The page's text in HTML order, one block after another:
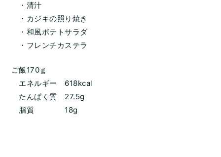
・清汁
・カジキの照り焼き
・和風ポテトサラダ
・フレンチカステラ
ご飯170ｇ
エネルギー 618kcal
たんぱく質 27.5g
脂質 18g